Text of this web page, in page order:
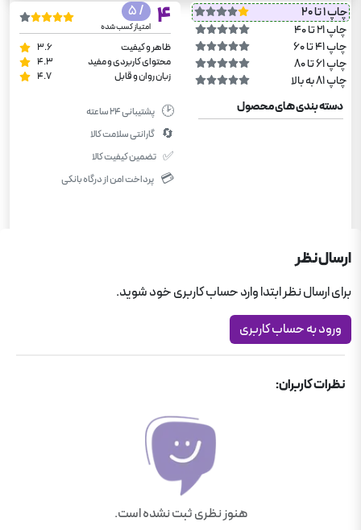
چاپ 1 تا 20
چاپ 21 تا 40
چاپ 41 تا 60
چاپ 61 تا 80
چاپ 81 به بالا
4
/ 5
امتیاز کسب شده
ظاهر و کیفیت
3.6
محتوای کاربردی و مفید
4.3
زبان روان و قابل
4.7
دسته بندی های محصول 🕑 پشتیبانی ۲۴ ساعته
🔄 گارانتی سلامت کالا
✅ تضمین کیفیت کالا
💳 پرداخت امن از درگاه بانکی
ارسال نظر
برای ارسال نظر ابتدا وارد حساب کاربری خود شوید.
ورود به حساب کاربری
نظرات کاربران:
هنوز نظری ثبت نشده است.